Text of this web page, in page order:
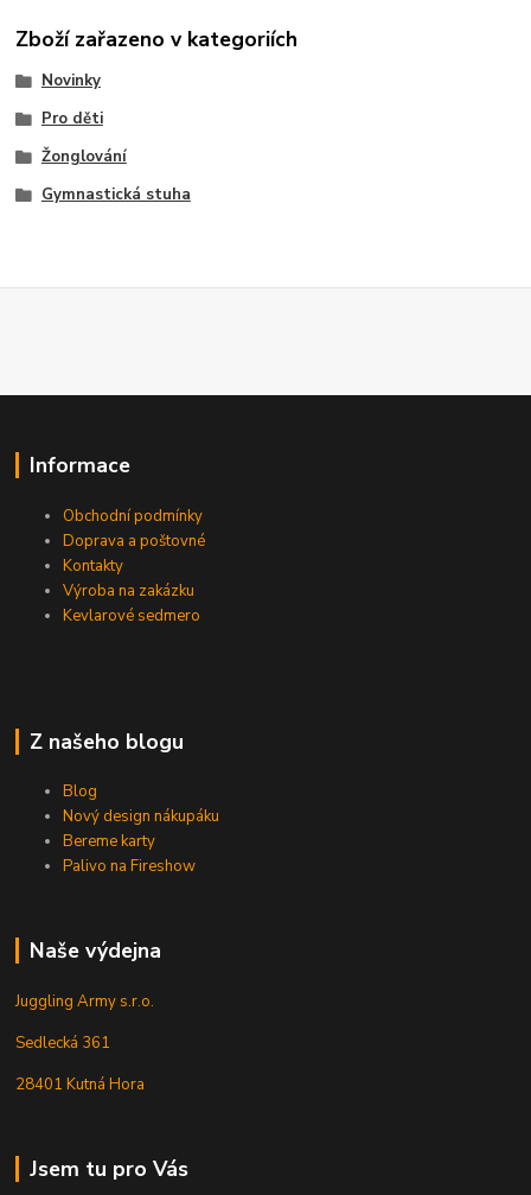
Zboží zařazeno v kategoriích
Novinky
Pro děti
Žonglování
Gymnastická stuha
Informace
Obchodní podmínky
Doprava a poštovné
Kontakty
Výroba na zakázku
Kevlarové sedmero
Z našeho blogu
Blog
Nový design nákupáku
Bereme karty
Palivo na Fireshow
Naše výdejna
Juggling Army s.r.o.
Sedlecká 361
28401 Kutná Hora
Jsem tu pro Vás